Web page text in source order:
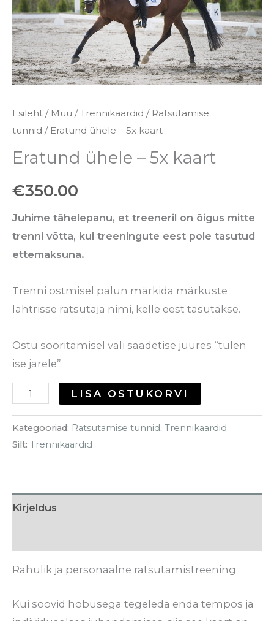
Esileht / Muu /Trennikaardid / Ratsutamise
tunnid / Eratund ühele – 5x kaart
Eratund ühele – 5x kaart
€350.00
Juhime tähelepanu, et treeneril on õigus mitte
trenni võtta, kui treeningute eest pole tasutud
ettemaksuna.
Trenni ostmisel palun märkida märkuste
lahtrisse ratsutaja nimi, kelle eest tasutakse.
Ostu sooritamisel vali saadetise juures “tulen
ise järele”.
kogus
LISA OSTUKORVI
Kategooriad: Ratsutamise tunnid, Trennikaardid
Silt: Trennikaardid
Kirjeldus
Rahulik ja personaalne ratsutamistreening
Kui soovid hobusega tegeleda enda tempos ja